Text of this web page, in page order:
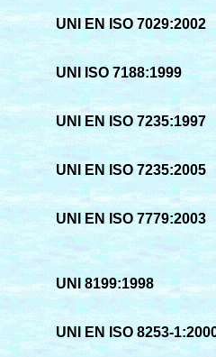
UNI EN ISO 7029:2002
UNI ISO 7188:1999
UNI EN ISO 7235:1997
UNI EN ISO 7235:2005
UNI EN ISO 7779:2003
UNI 8199:1998
UNI EN ISO 8253-